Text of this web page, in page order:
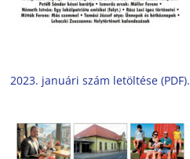
2023. januári szám letöltése (PDF).